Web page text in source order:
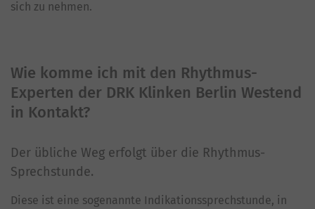
sich zu nehmen.
Wie komme ich mit den Rhythmus-
Experten der DRK Klinken Berlin Westend
in Kontakt?
Der übliche Weg erfolgt über die Rhythmus-
Sprechstunde.
Diese ist eine sogenannte Indikationssprechstunde, in